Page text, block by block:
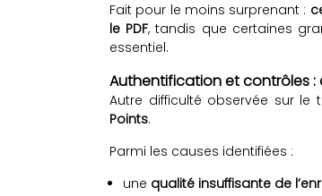
Fait pour le moins surprenant :
le PDF, tandis que certaines
essentiel.
Authentification et contrôles :
Autre difficulté observée sur le
Points.
Parmi les causes identifiées :
une qualité insuffisante de